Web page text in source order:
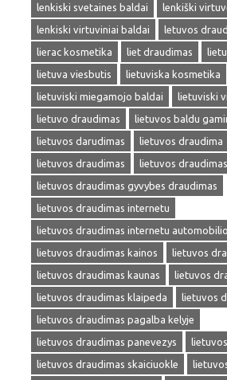
lenkiski svetaines baldai
lenkiški
lenkiski virtuviniai baldai
letuvos
lierac kosmetika
liet draudimas
lietuva viesbutis
lietuviska kosmetika
lietuviski miegamojo baldai
lietuviski
lietuvo draudimas
lietuvos baldu
lietuvos darudimas
lietuvos draudima
lietuvos draudimas
lietuvos
lietuvos draudimas gyvybes draudimas
lietuvos draudimas internetu
lietuvos draudimas internetu automobilio
lietuvos draudimas kainos
lietuvos
lietuvos draudimas kaunas
lietuvos
lietuvos draudimas klaipeda
lietuvos
lietuvos draudimas pagalba kelyje
lietuvos draudimas panevezys
lietuvos draudimas skaiciuokle